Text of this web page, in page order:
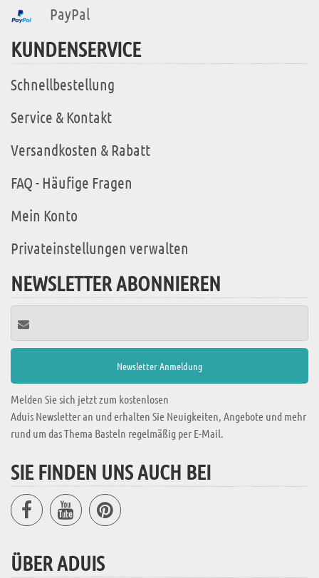
PayPal
KUNDENSERVICE
Schnellbestellung
Service & Kontakt
Versandkosten & Rabatt
FAQ - Häufige Fragen
Mein Konto
Privateinstellungen verwalten
NEWSLETTER ABONNIEREN
Melden Sie sich jetzt zum kostenlosen
Aduis Newsletter an und erhalten Sie Neuigkeiten, Angebote und mehr
rund um das Thema Basteln regelmäßig per E-Mail.
SIE FINDEN UNS AUCH BEI
ÜBER ADUIS